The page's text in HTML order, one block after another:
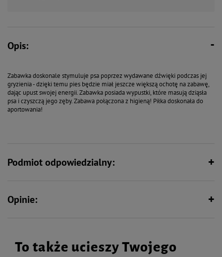
Opis:
Zabawka doskonale stymuluje psa poprzez wydawane dźwięki podczas jej
gryzienia - dzięki temu pies będzie miał jeszcze większą ochotę na zabawę,
dając upust swojej energii. Zabawka posiada wypustki, które masują dziąsła
psa i czyszczą jego zęby. Zabawa połączona z higieną! Piłka doskonała do
aportowania!
Podmiot odpowiedzialny:
Opinie:
To także ucieszy Twojego